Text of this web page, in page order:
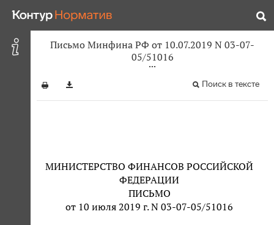
Письмо Минфина РФ от 10.07.2019 N 03-07-
05/51016
Поиск в тексте
МИНИСТЕРСТВО ФИНАНСОВ РОССИЙСКОЙ
ФЕДЕРАЦИИ
ПИСЬМО
от 10 июля 2019 г. N 03-07-05/51016